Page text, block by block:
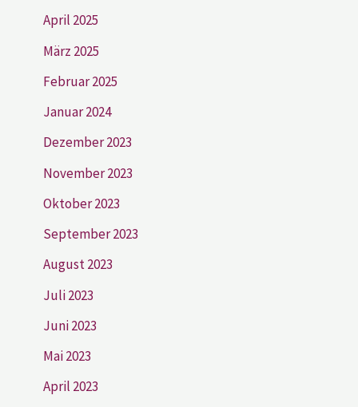
April 2025
März 2025
Februar 2025
Januar 2024
Dezember 2023
November 2023
Oktober 2023
September 2023
August 2023
Juli 2023
Juni 2023
Mai 2023
April 2023